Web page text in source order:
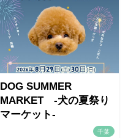
DOG SUMMER
MARKET -犬の夏祭り
マーケット-
千葉